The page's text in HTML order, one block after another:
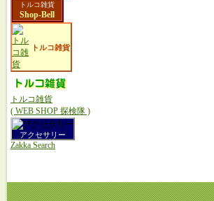
トルコ雑貨
Shop-Bell
トルコ雑貨
トルコ雑貨
( WEB SHOP 探検隊 )
アクセサリー
Zakka Search